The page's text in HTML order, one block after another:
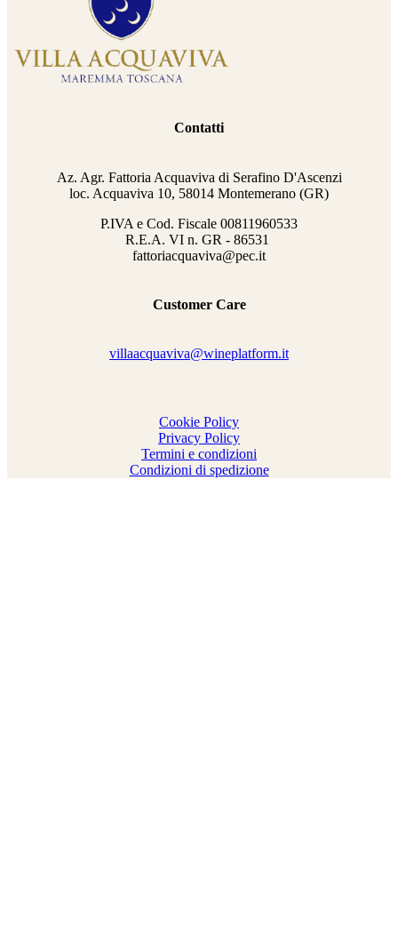
Contatti
Az. Agr. Fattoria Acquaviva di Serafino D'Ascenzi
loc. Acquaviva 10, 58014 Montemerano (GR)
P.IVA e Cod. Fiscale 00811960533
R.E.A. VI n. GR - 86531
fattoriacquaviva@pec.it
Customer Care
villaacquaviva@wineplatform.it
Cookie Policy
Privacy Policy
Termini e condizioni
Condizioni di spedizione